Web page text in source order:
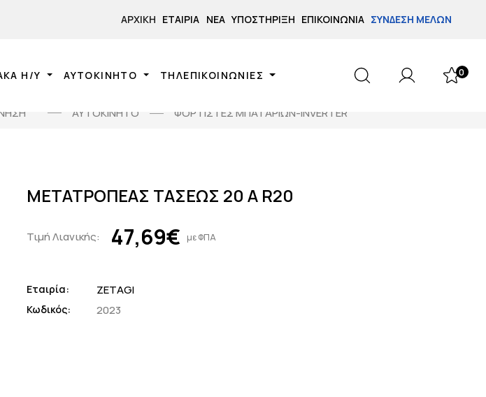
ΑΡΧΙΚΉ ΕΤΑΙΡΊΑ ΝΈΑ ΥΠΟΣΤΉΡΙΞΗ ΕΠΙΚΟΙΝΩΝΊΑ ΣΎΝΔΕΣΗ ΜΕΛΏΝ
Η/Υ ΑΥΤΟΚΙΝΗΤΟ ΤΗΛΕΠΙΚΟΙΝΩΝΙΕΣ 0
ΑΥΤΟΚΙΝΗΤΟ ΦΟΡΤΙΣΤΕΣ ΜΠΑΤΑΡΙΩΝ-INVERTER
ΜΕΤΑΤΡΟΠΕΑΣ ΤΑΣΕΩΣ 20 A R20
Τιμή Λιανικής: 47,69€ με ΦΠΑ
Εταιρία: ZETAGI
Κωδικός: 2023